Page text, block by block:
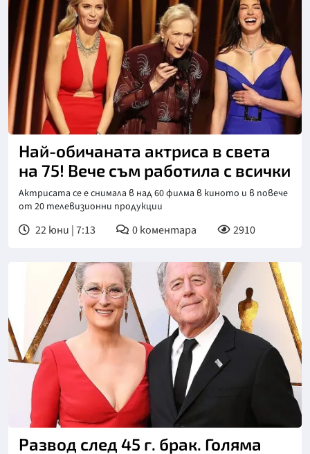
Най-обичаната актриса в света
на 75! Вече съм работила с всички
Актрисата се е снимала в над 60 филма в киното и в повече
от 20 телевизионни продукции
22 юни | 7:13 0коментара 2910
Развод след 45 г. брак. Голяма